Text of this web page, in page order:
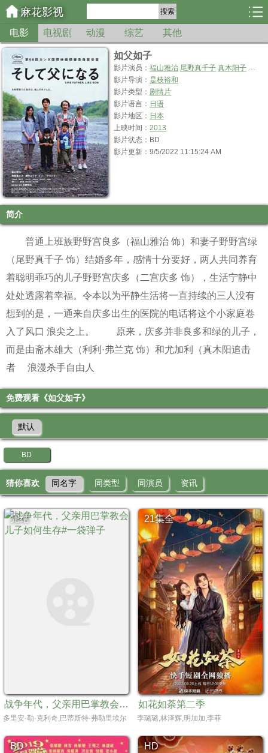
麻花影视 搜索
电影 电视剧 动漫 综艺 其他
如父如子
影片演员：福山雅治 尾野真千子 真木阳子 中川
影片导演：是枝裕和
影片类型： 剧情片
影片语言： 日语
影片地区： 日本
上映时间：2013
影片状态：BD
影片更新：9/5/2022 11:15:24 AM
简介
普通上班族野野宫良多（福山雅治 饰）和妻子野野宫绿
（尾野真千子 饰）结婚多年，感情十分要好，两人共同养育
着聪明乖巧的儿子野野宫庆多（二宫庆多 饰），生活宁静中
处处透露着幸福。令本以为平静生活将一直持续的三人没有
想到的是，一通来自庆多出生的医院的电话将这个小家庭卷
入了风口 浪尖之上。 原来，庆多并非良多和绿的儿子，
而是由斋木雄大（利利·弗兰克 饰）和尤加利（真木阳追击
者
浪漫杀手自由人
免费观看《如父如子》
默认
BD
猜你喜欢 同名字 同类型 同演员 资讯
完结
战争年代，父亲用巴掌教会儿子如何生存#一袋弹子
多里安·勒·克利奇,巴蒂斯特·弗勒里埃尔,帕特里克·布鲁尔,艾尔莎·泽贝斯坦
21集全
如花如荼第二季
李璐璐,林泽辉,明加加,李菲
BD HD